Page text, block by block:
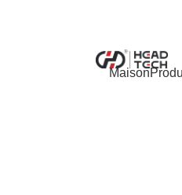
Maison